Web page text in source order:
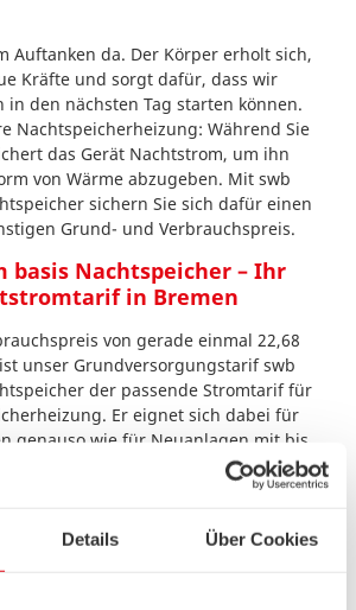
Details Über Cookies
Auftanken da. Der Körper erholt sich,
Kräfte und sorgt dafür, dass wir
in den nächsten Tag starten können.
Nachtspeicherheizung: Während Sie
das Gerät Nachtstrom, um ihn
von Wärme abzugeben. Mit swb
sichern Sie sich dafür einen
Grund- und Verbrauchspreis.
basis Nachtspeicher – Ihr
in Bremen
von gerade einmal 22,68
unser Grundversorgungstarif swb
der passende Stromtarif für
Er eignet sich dabei für
genauso wie für Neuanlagen mit bis
Leistung pro Wohnung. Und Sie
Informationen zum